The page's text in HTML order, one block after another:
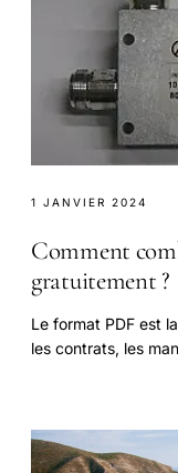
1 JANVIER 2024
Comment
gratuitement ?
Le format PDF est
les contrats, les